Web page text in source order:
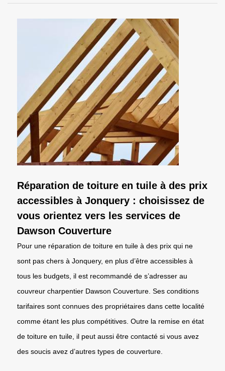
Réparation de toiture en tuile à des prix
accessibles à Jonquery : choisissez de
vous orientez vers les services de
Dawson Couverture
Pour une réparation de toiture en tuile à des prix qui ne
sont pas chers à Jonquery, en plus d’être accessibles à
tous les budgets, il est recommandé de s’adresser au
couvreur charpentier Dawson Couverture. Ses conditions
tarifaires sont connues des propriétaires dans cette localité
comme étant les plus compétitives. Outre la remise en état
de toiture en tuile, il peut aussi être contacté si vous avez
des soucis avez d’autres types de couverture.